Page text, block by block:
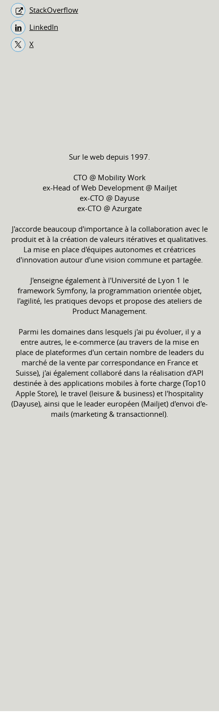
StackOverflow
LinkedIn
X
Sur le web depuis 1997.
CTO @ Mobility Work
ex-Head of Web Development @ Mailjet
ex-CTO @ Dayuse
ex-CTO @ Azurgate
J'accorde beaucoup d'importance à la collaboration avec le
produit et à la création de valeurs itératives et qualitatives.
La mise en place d'équipes autonomes et créatrices
d'innovation autour d'une vision commune et partagée.
J'enseigne également à l'Université de Lyon 1 le
framework Symfony, la programmation orientée objet,
l'agilité, les pratiques devops et propose des ateliers de
Product Management.
Parmi les domaines dans lesquels j'ai pu évoluer, il y a
entre autres, le e-commerce (au travers de la mise en
place de plateformes d'un certain nombre de leaders du
marché de la vente par correspondance en France et
Suisse), j'ai également collaboré dans la réalisation d'API
destinée à des applications mobiles à forte charge (Top10
Apple Store), le travel (leisure & business) et l'hospitality
(Dayuse), ainsi que le leader européen (Mailjet) d'envoi d'e-
mails (marketing & transactionnel).